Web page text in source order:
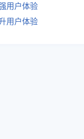
用户体验
用户体验